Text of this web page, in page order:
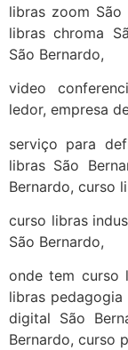
libras zoom São
libras chroma
São Bernardo,
video
ledor, empresa
serviço para
libras São
Bernardo, curso
curso libras
São Bernardo,
onde tem curso
libras
digital São
Bernardo, curso